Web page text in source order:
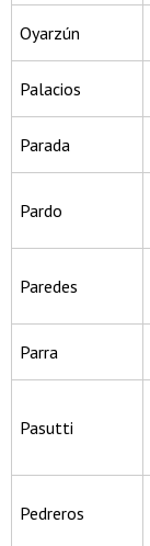
Oyarzún
Palacios
Parada
Pardo
Paredes
Parra
Pasutti
Pedreros